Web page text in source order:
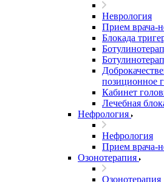
Неврология
Прием врача-
Блокада
позиционное
Кабинет
Лечебная
Нефрология
Нефрология
Прием врача-
Озонотерапия
Озонотерапия